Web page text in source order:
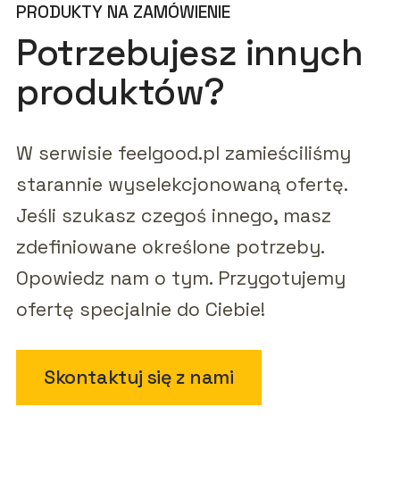
PRODUKTY NA ZAMÓWIENIE
Potrzebujesz innych
produktów?
W serwisie feelgood.pl zamieściliśmy
starannie wyselekcjonowaną ofertę.
Jeśli szukasz czegoś innego, masz
zdefiniowane określone potrzeby.
Opowiedz nam o tym. Przygotujemy
ofertę specjalnie do Ciebie!
Skontaktuj się z nami